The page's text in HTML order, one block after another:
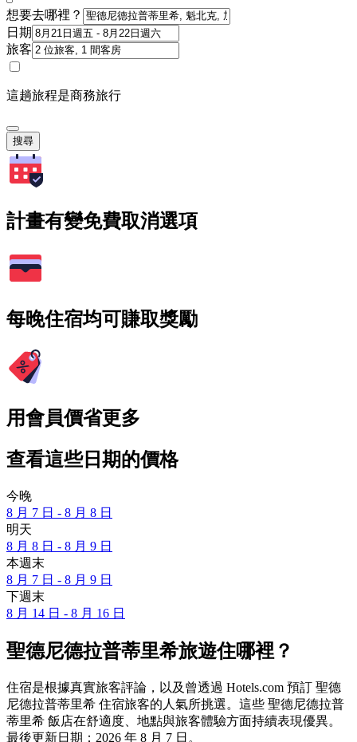
想要去哪裡？
日期
旅客
這趟旅程是商務旅行
搜尋
計畫有變免費取消選項
每晚住宿均可賺取獎勵
用會員價省更多
查看這些日期的價格
今晚
8 月 7 日 - 8 月 8 日
明天
8 月 8 日 - 8 月 9 日
本週末
8 月 7 日 - 8 月 9 日
下週末
8 月 14 日 - 8 月 16 日
聖德尼德拉普蒂里希旅遊住哪裡？
住宿是根據真實旅客評論，以及曾透過 Hotels.com 預訂 聖德
尼德拉普蒂里希 住宿旅客的人氣所挑選。這些 聖德尼德拉普
蒂里希 飯店在舒適度、地點與旅客體驗方面持續表現優異。
最後更新日期： 2026 年 8 月 7 日 。